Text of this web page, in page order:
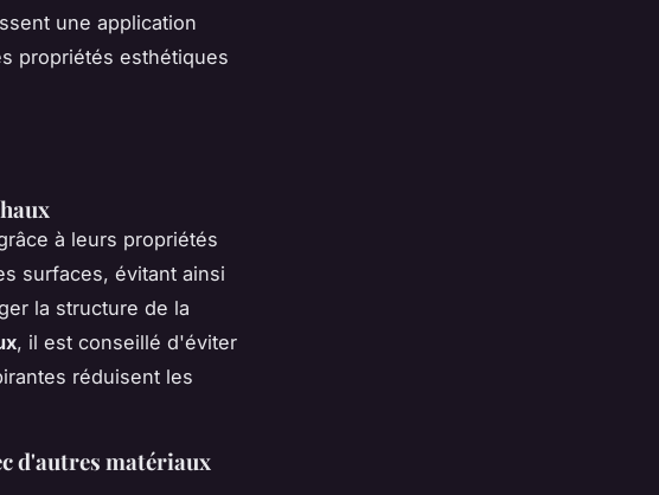
une application
propriétés esthétiques
à leurs propriétés
surfaces, évitant ainsi
la structure de la
, il est conseillé d'éviter
réduisent les
d'autres matériaux